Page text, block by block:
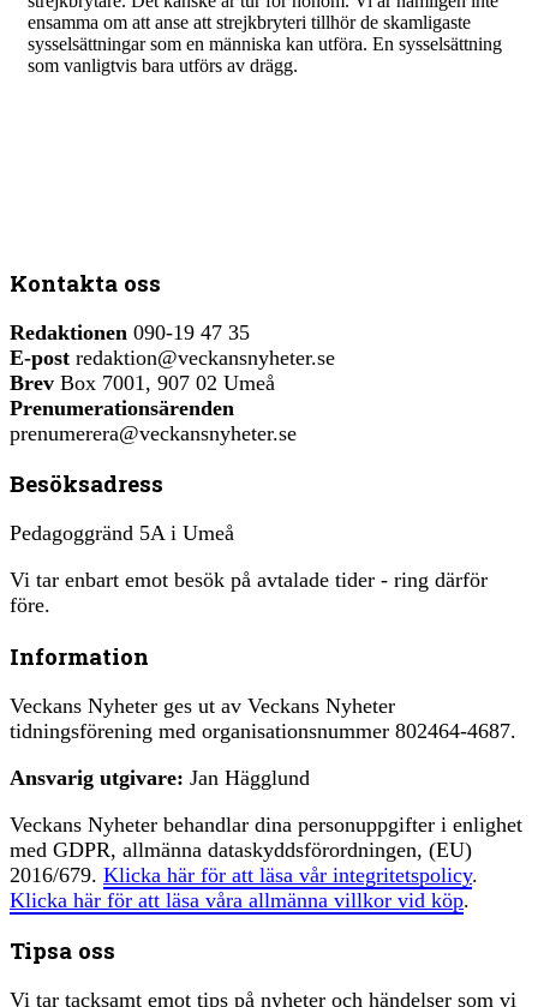
ensamma om att anse att strejkbryteri tillhör de skamligaste
sysselsättningar som en människa kan utföra. En sysselsättning
som vanligtvis bara utförs av drägg.
Kontakta oss
Redaktionen 090-19 47 35
E-post redaktion@veckansnyheter.se
Brev Box 7001, 907 02 Umeå
Prenumerationsärenden
prenumerera@veckansnyheter.se
Besöksadress
Pedagoggränd 5A i Umeå
Vi tar enbart emot besök på avtalade tider - ring därför
före.
Information
Veckans Nyheter ges ut av Veckans Nyheter
tidningsförening med organisationsnummer 802464-4687.
Ansvarig utgivare: Jan Hägglund
Veckans Nyheter behandlar dina personuppgifter i enlighet
med GDPR, allmänna dataskyddsförordningen, (EU)
2016/679. Klicka här för att läsa vår integritetspolicy.
Klicka här för att läsa våra allmänna villkor vid köp.
Tipsa oss
Vi tar tacksamt emot tips på nyheter och händelser som vi